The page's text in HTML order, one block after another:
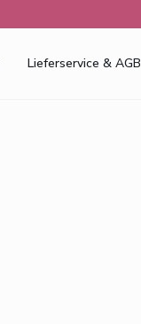
Lieferservice & AGB